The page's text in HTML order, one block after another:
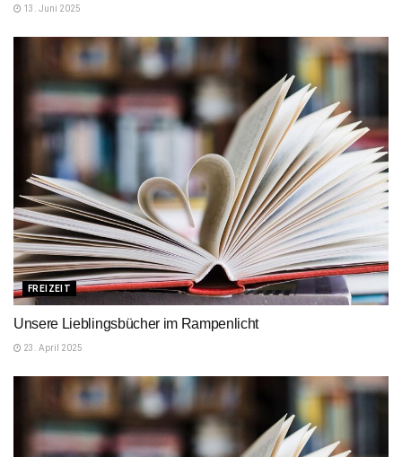
13. Juni 2025
FREIZEIT
Unsere Lieblingsbücher im Rampenlicht
23. April 2025